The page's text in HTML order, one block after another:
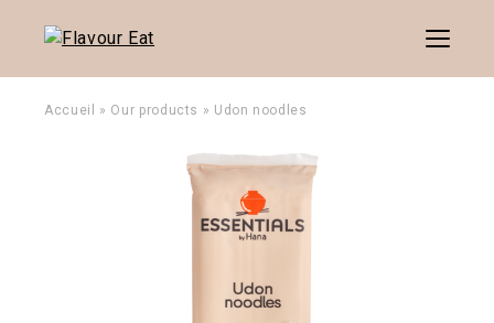
Menu
Accueil » Our products » Udon noodles